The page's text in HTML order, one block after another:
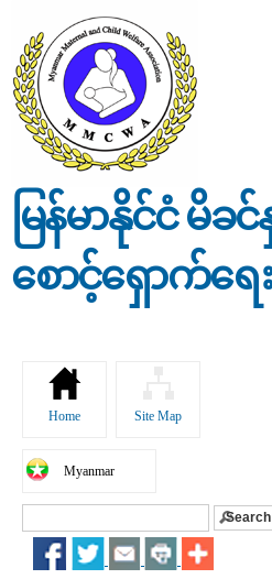
content
မြန်မာနိုင်ငံ မိ
စောင့်ရှောက်ရ
Home Site Map
Myanmar
Search form